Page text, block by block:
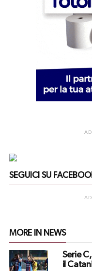
SEGUICI SU
MORE IN NEWS
Serie
il